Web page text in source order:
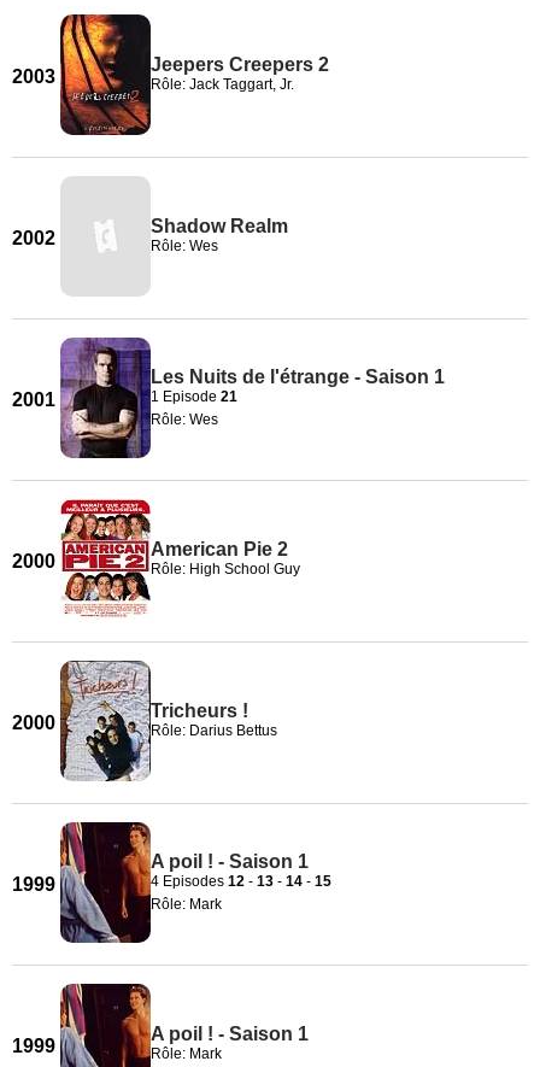
2003
Jeepers Creepers 2
Rôle: Jack Taggart, Jr.
2002
Shadow Realm
Rôle: Wes
2001
Les Nuits de l'étrange - Saison 1
1 Episode 21
Rôle: Wes
2000
American Pie 2
Rôle: High School Guy
2000
Tricheurs !
Rôle: Darius Bettus
1999
A poil ! - Saison 1
4 Episodes 12 - 13 - 14 - 15
Rôle: Mark
1999
A poil ! - Saison 1
Rôle: Mark